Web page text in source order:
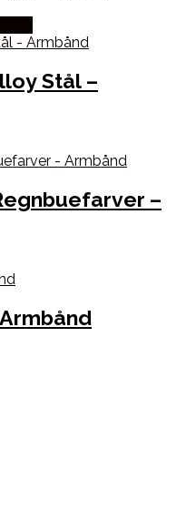
Stål –
–